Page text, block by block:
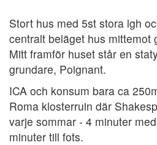
Stort hus med 5st stora lgh
centralt beläget hus mittemot
Mitt framför huset står en
grundare, Poignant.
ICA och konsum bara ca
Roma klosterruin där
varje sommar - 4 minuter
minuter till fots.